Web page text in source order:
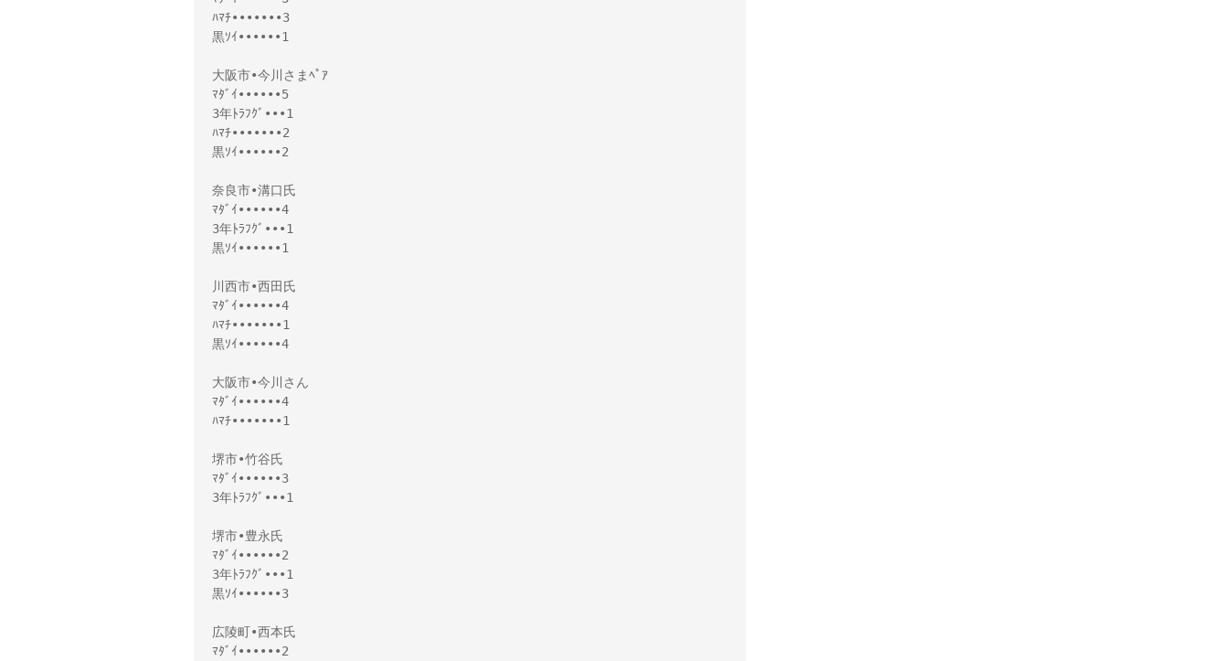
ﾊﾏﾁ•••••••3
黒ｿｲ••••••1
大阪市•今川さまﾍﾟｱ
ﾏﾀﾞｲ••••••5
3年ﾄﾗﾌｸﾞ•••1
ﾊﾏﾁ•••••••2
黒ｿｲ••••••2
奈良市•溝口氏
ﾏﾀﾞｲ••••••4
3年ﾄﾗﾌｸﾞ•••1
黒ｿｲ••••••1
川西市•西田氏
ﾏﾀﾞｲ••••••4
ﾊﾏﾁ•••••••1
黒ｿｲ••••••4
大阪市•今川さん
ﾏﾀﾞｲ••••••4
ﾊﾏﾁ•••••••1
堺市•竹谷氏
ﾏﾀﾞｲ••••••3
3年ﾄﾗﾌｸﾞ•••1
堺市•豊永氏
ﾏﾀﾞｲ••••••2
3年ﾄﾗﾌｸﾞ•••1
黒ｿｲ••••••3
広陵町•西本氏
ﾏﾀﾞｲ••••••2